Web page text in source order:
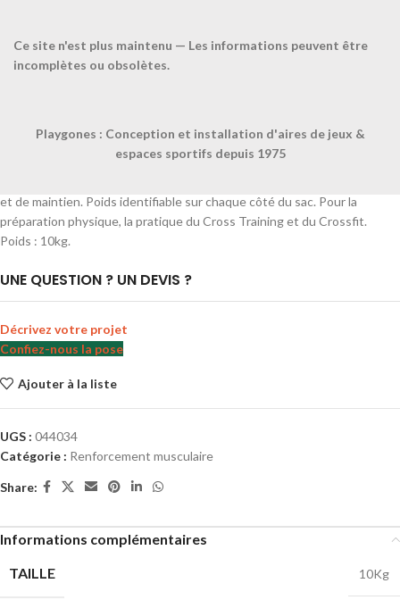
Ce site n'est plus maintenu — Les informations peuvent être
incomplètes ou obsolètes.
Playgones : Conception et installation d'aires de jeux &
espaces sportifs depuis 1975
Accueil CATALOGUE SPORTPLAY
Sand bag / Sac du musculation 10 kg-10Kg-
et de maintien. Poids identifiable sur chaque côté du sac. Pour la
préparation physique, la pratique du Cross Training et du Crossfit.
Poids : 10kg.
UNE QUESTION ? UN DEVIS ?
Décrivez votre projet
Confiez-nous la pose
Ajouter à la liste
UGS : 044034
Catégorie : Renforcement musculaire
Share:
Informations complémentaires
TAILLE
10Kg